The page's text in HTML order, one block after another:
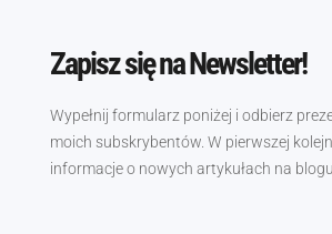
Zapisz się na Newsletter!
Wypełnij formularz poniżej i odbierz
moich subskrybentów. W pierwszej
informacje o nowych artykułach na blogu.